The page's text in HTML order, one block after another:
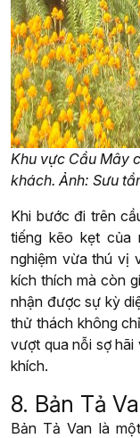
Khu vực Cầu Mây
khách. Ảnh: Sưu
Khi bước đi trên
tiếng kẽo kẹt của
nghiệm vừa thú vị
kích thích mà còn
nhận được sự kỳ
thử thách không
vượt qua nỗi sợ hãi
khích.
8. Bản Tả
Bản Tả Van là